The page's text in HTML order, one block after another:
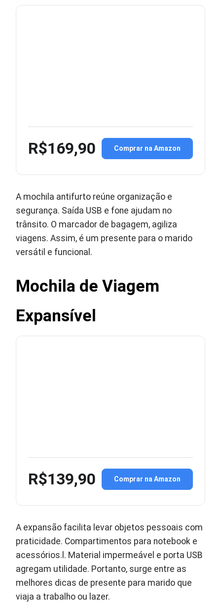
R$169,90 Comprar na Amazon
A mochila antifurto reúne organização e
segurança. Saída USB e fone ajudam no
trânsito. O marcador de bagagem, agiliza
viagens. Assim, é um presente para o marido
versátil e funcional.
Mochila de Viagem
Expansível
R$139,90 Comprar na Amazon
A expansão facilita levar objetos pessoais com
praticidade. Compartimentos para notebook e
acessórios.l. Material impermeável e porta USB
agregam utilidade. Portanto, surge entre as
melhores dicas de presente para marido que
viaja a trabalho ou lazer.